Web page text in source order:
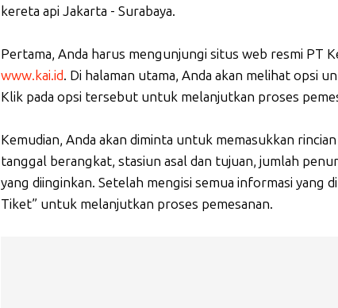
kereta api Jakarta - Surabaya.
Pertama, Anda harus mengunjungi situs web resmi PT
www.kai.id. Di halaman utama, Anda akan melihat opsi
Klik pada opsi tersebut untuk melanjutkan proses
Kemudian, Anda akan diminta untuk memasukkan
tanggal berangkat, stasiun asal dan tujuan, jumlah
yang diinginkan. Setelah mengisi semua informasi yang
Tiket” untuk melanjutkan proses pemesanan.